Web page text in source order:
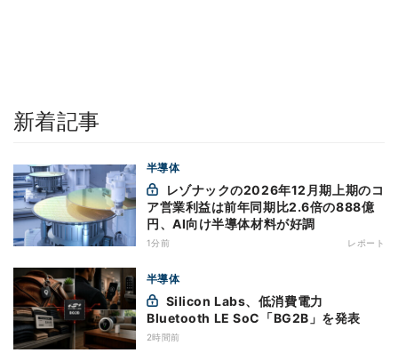
新着記事
半導体
ア営業利益は前年同期比2.6倍の888億
円、AI向け半導体材料が好調
1分前 レポート
半導体
Bluetooth LE SoC「BG2B」を発表
2時間前